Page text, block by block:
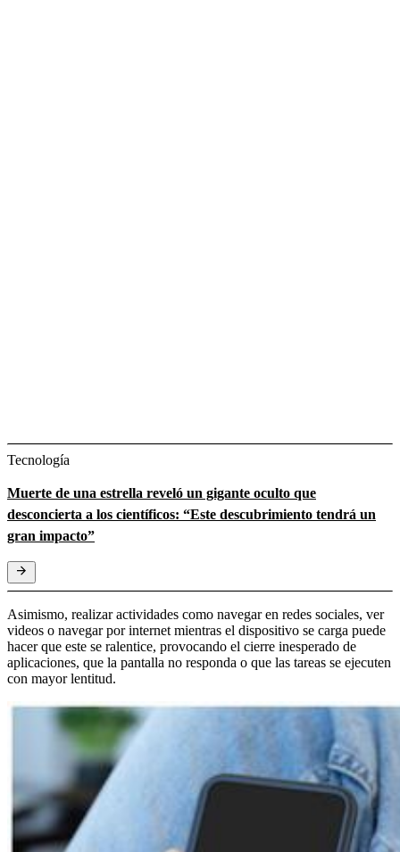
Tecnología
Muerte de una estrella reveló un gigante oculto que
desconcierta a los científicos: “Este descubrimiento tendrá un
gran impacto”
Asimismo, realizar actividades como navegar en redes sociales, ver
videos o navegar por internet mientras el dispositivo se carga puede
hacer que este se ralentice, provocando el cierre inesperado de
aplicaciones, que la pantalla no responda o que las tareas se ejecuten
con mayor lentitud.